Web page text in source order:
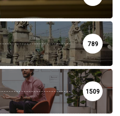
789
1509